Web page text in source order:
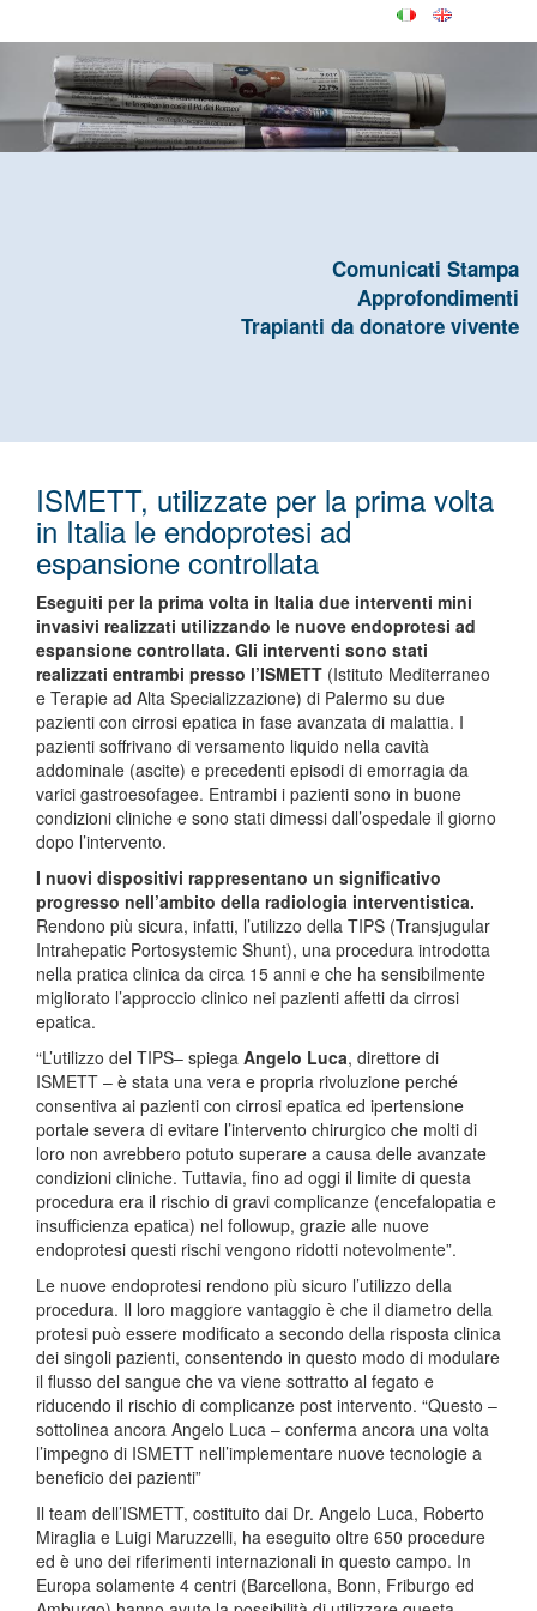
Comunicati Stampa
Approfondimenti
Trapianti da donatore vivente
ISMETT, utilizzate per la prima volta
in Italia le endoprotesi ad
espansione controllata
Eseguiti per la prima volta in Italia due interventi mini
invasivi realizzati utilizzando le nuove endoprotesi ad
espansione controllata. Gli interventi sono stati
realizzati entrambi presso l’ISMETT (Istituto Mediterraneo
e Terapie ad Alta Specializzazione) di Palermo su due
pazienti con cirrosi epatica in fase avanzata di malattia. I
pazienti soffrivano di versamento liquido nella cavità
addominale (ascite) e precedenti episodi di emorragia da
varici gastroesofagee. Entrambi i pazienti sono in buone
condizioni cliniche e sono stati dimessi dall’ospedale il giorno
dopo l’intervento.
I nuovi dispositivi rappresentano un significativo
progresso nell’ambito della radiologia interventistica.
Rendono più sicura, infatti, l’utilizzo della TIPS (Transjugular
Intrahepatic Portosystemic Shunt), una procedura introdotta
nella pratica clinica da circa 15 anni e che ha sensibilmente
migliorato l’approccio clinico nei pazienti affetti da cirrosi
epatica.
“L’utilizzo del TIPS– spiega Angelo Luca, direttore di
ISMETT – è stata una vera e propria rivoluzione perché
consentiva ai pazienti con cirrosi epatica ed ipertensione
portale severa di evitare l’intervento chirurgico che molti di
loro non avrebbero potuto superare a causa delle avanzate
condizioni cliniche. Tuttavia, fino ad oggi il limite di questa
procedura era il rischio di gravi complicanze (encefalopatia e
insufficienza epatica) nel followup, grazie alle nuove
endoprotesi questi rischi vengono ridotti notevolmente”.
Le nuove endoprotesi rendono più sicuro l’utilizzo della
procedura. Il loro maggiore vantaggio è che il diametro della
protesi può essere modificato a secondo della risposta clinica
dei singoli pazienti, consentendo in questo modo di modulare
il flusso del sangue che va viene sottratto al fegato e
riducendo il rischio di complicanze post intervento. “Questo –
sottolinea ancora Angelo Luca – conferma ancora una volta
l’impegno di ISMETT nell’implementare nuove tecnologie a
beneficio dei pazienti”
Il team dell’ISMETT, costituito dai Dr. Angelo Luca, Roberto
Miraglia e Luigi Maruzzelli, ha eseguito oltre 650 procedure
ed è uno dei riferimenti internazionali in questo campo. In
Europa solamente 4 centri (Barcellona, Bonn, Friburgo ed